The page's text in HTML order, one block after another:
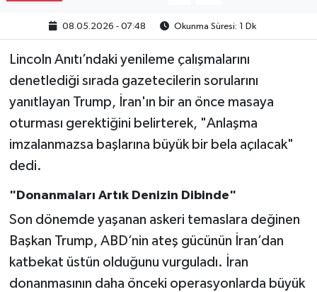
08.05.2026 - 07:48 Okunma Süresi: 1 Dk
Lincoln Anıtı’ndaki yenileme çalışmalarını
denetlediği sırada gazetecilerin sorularını
yanıtlayan Trump, İran'ın bir an önce masaya
oturması gerektiğini belirterek, "Anlaşma
imzalanmazsa başlarına büyük bir bela açılacak"
dedi.
"Donanmaları Artık Denizin Dibinde"
Son dönemde yaşanan askeri temaslara değinen
Başkan Trump, ABD’nin ateş gücünün İran’dan
katbekat üstün olduğunu vurguladı. İran
donanmasının daha önceki operasyonlarda büyük